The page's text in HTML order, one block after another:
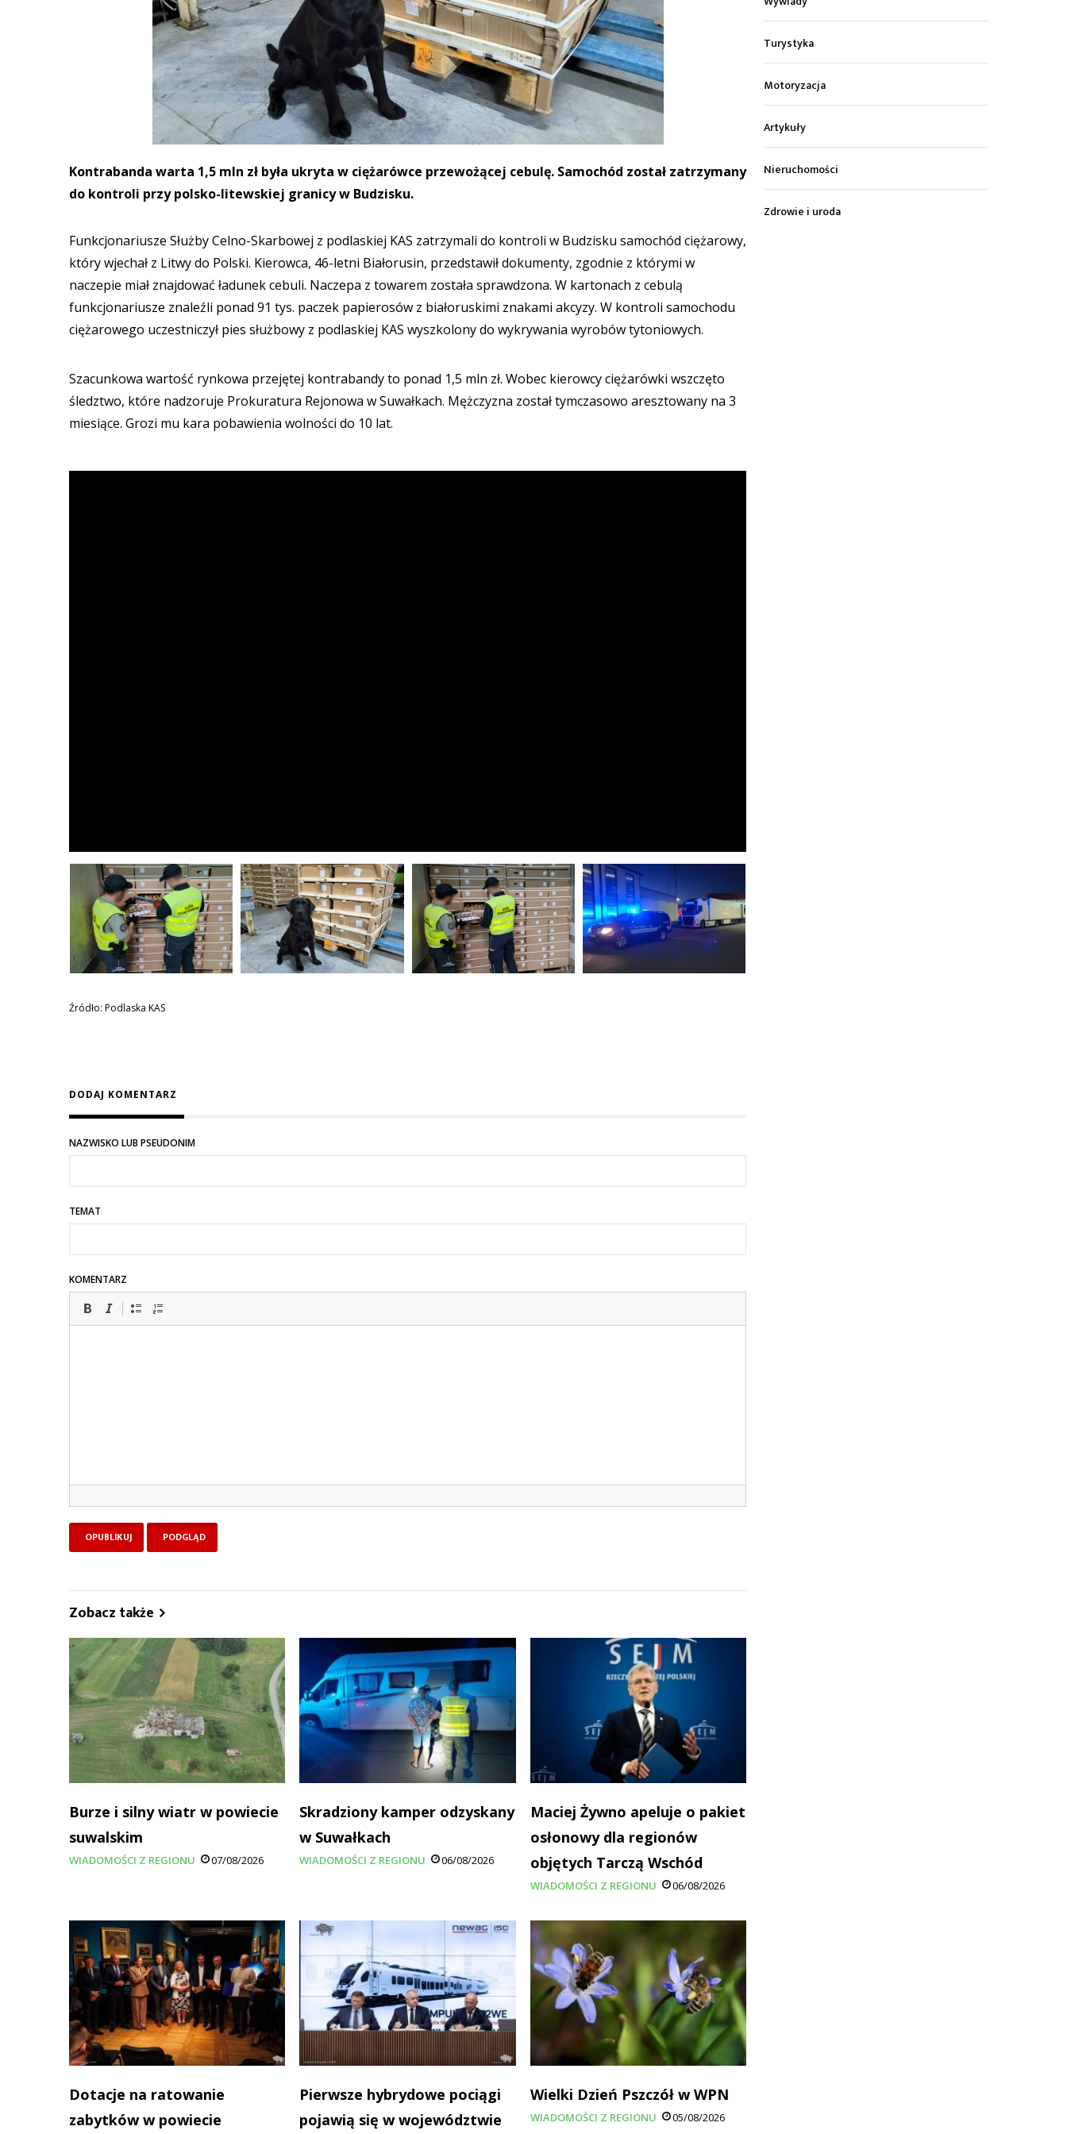
Kontrabanda warta 1,5 mln zł była ukryta w ciężarówce przewożącej cebulę. Samochód został zatrzymany
do kontroli przy polsko-litewskiej granicy w Budzisku.
Funkcjonariusze Służby Celno-Skarbowej z podlaskiej KAS zatrzymali do kontroli w Budzisku samochód ciężarowy,
który wjechał z Litwy do Polski. Kierowca, 46-letni Białorusin, przedstawił dokumenty, zgodnie z którymi w
naczepie miał znajdować ładunek cebuli. Naczepa z towarem została sprawdzona. W kartonach z cebulą
funkcjonariusze znaleźli ponad 91 tys. paczek papierosów z białoruskimi znakami akcyzy. W kontroli samochodu
ciężarowego uczestniczył pies służbowy z podlaskiej KAS wyszkolony do wykrywania wyrobów tytoniowych.
Szacunkowa wartość rynkowa przejętej kontrabandy to ponad 1,5 mln zł. Wobec kierowcy ciężarówki wszczęto
śledztwo, które nadzoruje Prokuratura Rejonowa w Suwałkach. Mężczyzna został tymczasowo aresztowany na 3
miesiące. Grozi mu kara pobawienia wolności do 10 lat.
Źródło: Podlaska KAS
DODAJ KOMENTARZ
NAZWISKO LUB PSEUDONIM
TEMAT
KOMENTARZ
Zobacz także
Burze i silny wiatr w powiecie
suwalskim
WIADOMOŚCI Z REGIONU 07/08/2026
Skradziony kamper odzyskany
w Suwałkach
WIADOMOŚCI Z REGIONU 06/08/2026
Maciej Żywno apeluje o pakiet
osłonowy dla regionów
objętych Tarczą Wschód
WIADOMOŚCI Z REGIONU 06/08/2026
Dotacje na ratowanie
zabytków w powiecie
Pierwsze hybrydowe pociągi
pojawią się w województwie
Wielki Dzień Pszczół w WPN
WIADOMOŚCI Z REGIONU 05/08/2026
Turystyka
Motoryzacja
Artykuły
Nieruchomości
Zdrowie i uroda